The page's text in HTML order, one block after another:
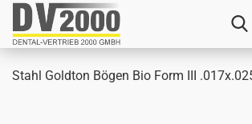
Stahl Gold­ton Bögen Bio Form III